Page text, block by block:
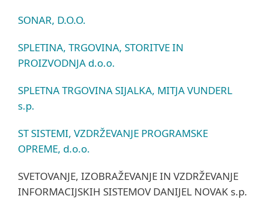
SONAR, D.O.O.
SPLETINA, TRGOVINA, STORITVE IN
PROIZVODNJA d.o.o.
SPLETNA TRGOVINA SIJALKA, MITJA VUNDERL
s.p.
ST SISTEMI, VZDRŽEVANJE PROGRAMSKE
OPREME, d.o.o.
SVETOVANJE, IZOBRAŽEVANJE IN VZDRŽEVANJE
INFORMACIJSKIH SISTEMOV DANIJEL NOVAK s.p.